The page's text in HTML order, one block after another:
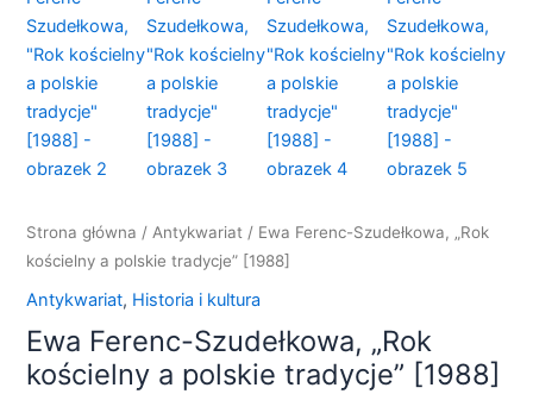
Strona główna / Antykwariat / Ewa Ferenc-Szudełkowa, „Rok
kościelny a polskie tradycje” [1988]
Antykwariat, Historia i kultura
Ewa Ferenc-Szudełkowa, „Rok
kościelny a polskie tradycje” [1988]
"Rok
kościelny
a
polskie
tradycje"
[1988]